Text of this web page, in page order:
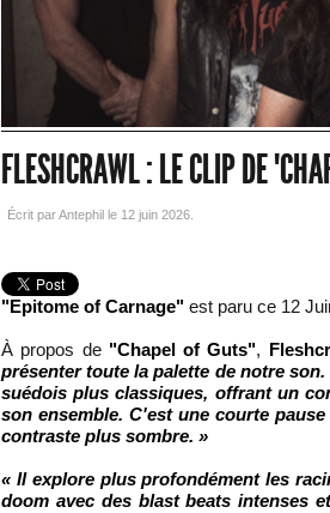
FLESHCRAWL : LE CLIP DE
Écrit par Antephil le 12 juin 2026
"Epitome of Carnage" est paru ce 12
À propos de "Chapel of Guts",
présenter toute la palette de notre
suédois plus classiques, offrant un
son ensemble. C'est une courte
contraste plus sombre. »
« Il explore plus profondément les
doom avec des blast beats intenses